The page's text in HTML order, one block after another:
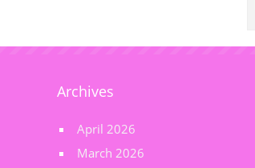
Archives
April 2026
March 2026